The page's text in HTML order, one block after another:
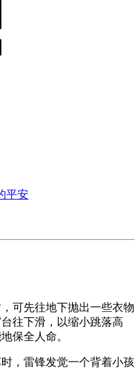
平安
可先往地下抛出一些衣物
往下滑，以缩小跳落高
保全人命。
，雷锋发觉一个背着小孩